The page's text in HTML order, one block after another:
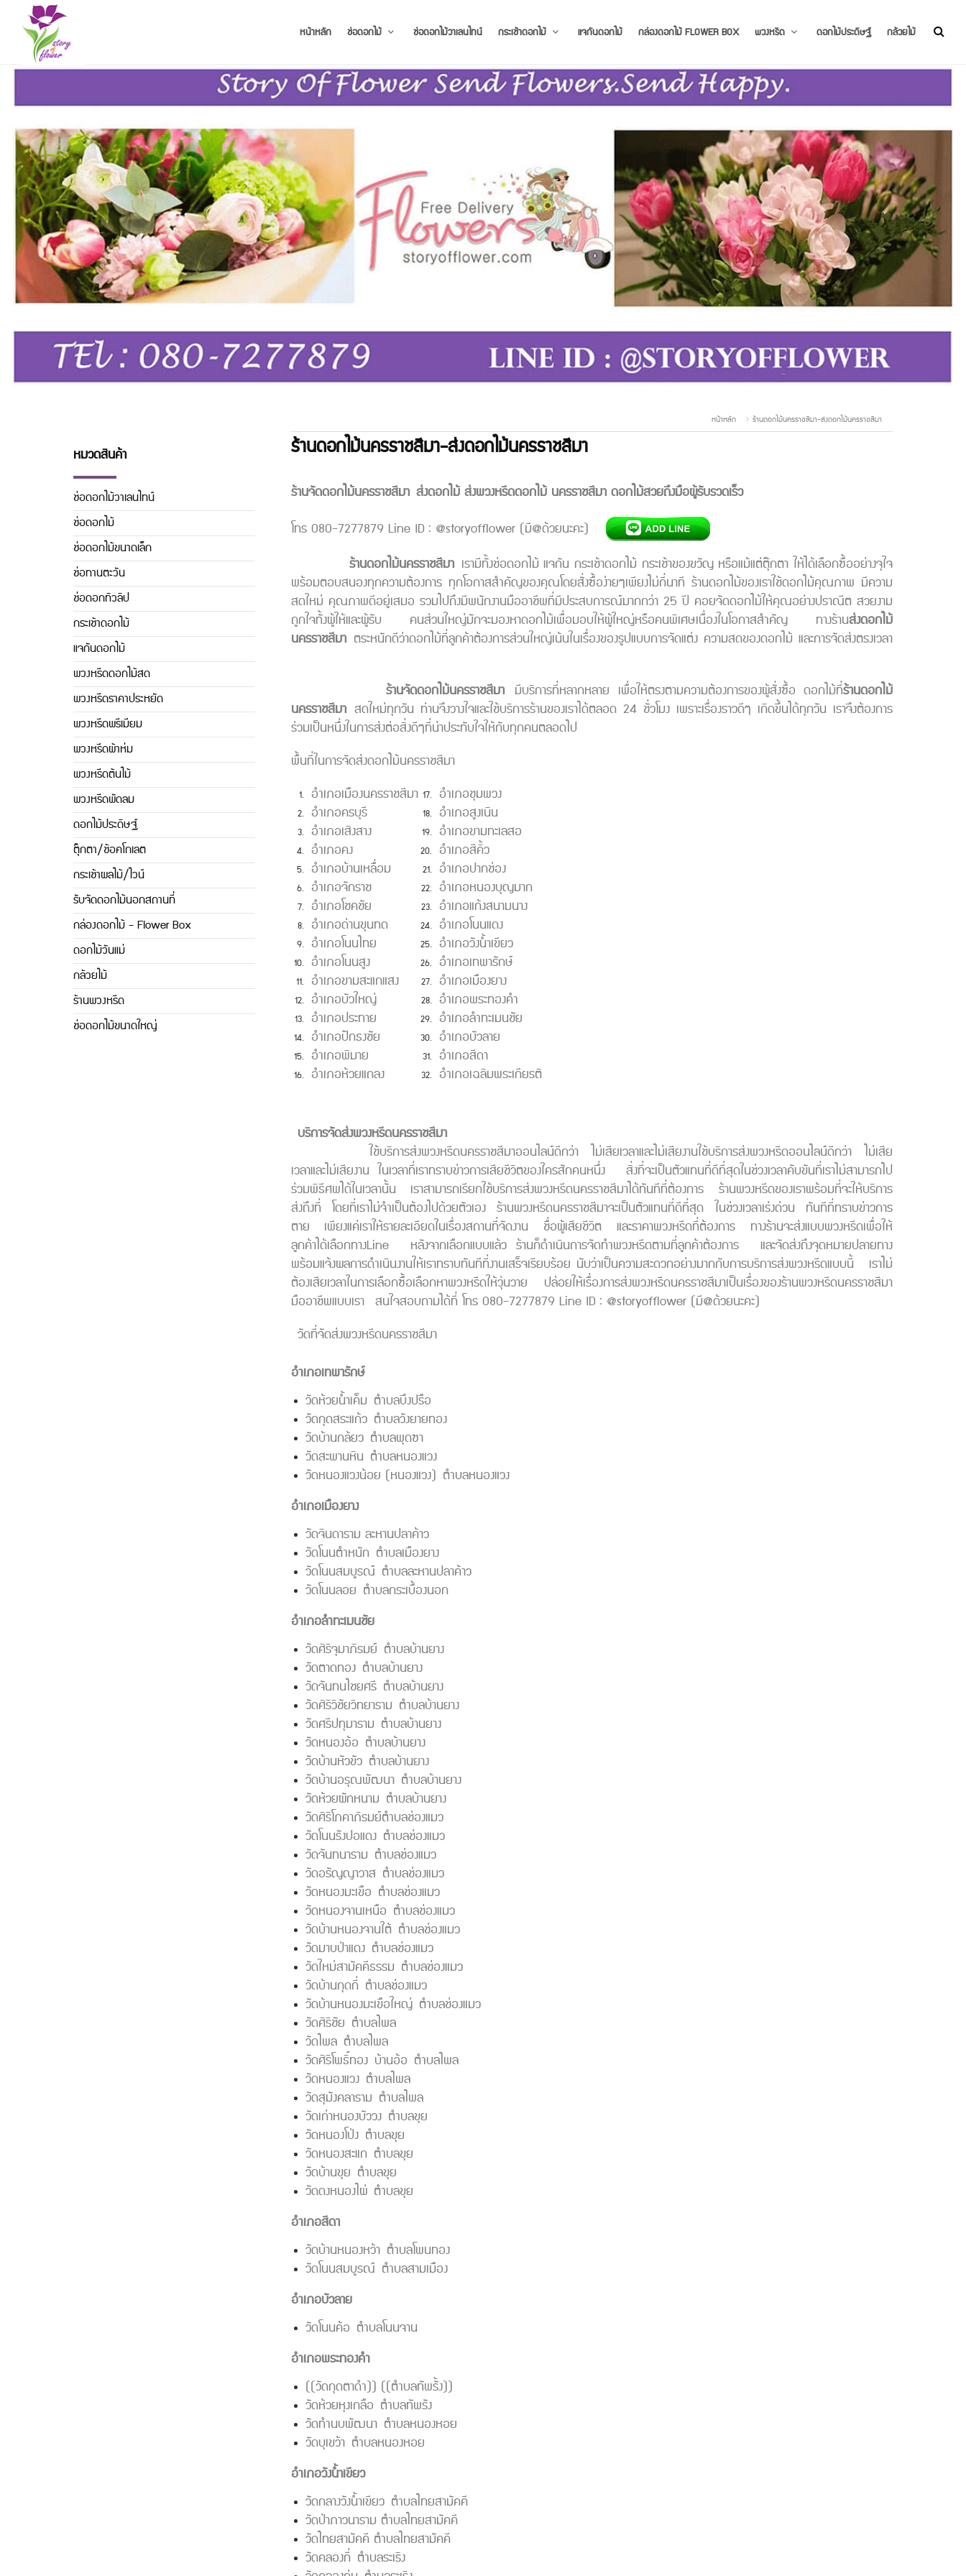
หน้าหลัก ช่อดอกไม้ ช่อดอกไม้วาเลนไทน์ กระเช้าดอกไม้ แจกันดอกไม้ กล่องดอกไม้ FLOWER BOX พวงหรีด ดอกไม้ประดิษฐ์ กล้วยไม้
หน้าหลัก ร้านดอกไม้นครราชสีมา-ส่งดอกไม้นครราชสีมา
ร้านดอกไม้นครราชสีมา-ส่งดอกไม้นครราชสีมา
ร้านจัดดอกไม้นครราชสีมา ส่งดอกไม้ ส่งพวงหรีดดอกไม้ นครราชสีมา ดอกไม้สวยถึงมือผู้รับรวดเร็ว
โทร 080-7277879 Line ID : @storyofflower (มี@ด้วยนะคะ)
ร้านดอกไม้นครราชสีมา เรามีทั้งช่อดอกไม้ แจกัน กระเช้าดอกไม้ กระเช้าของขวัญ หรือแม้แต่ตุ๊กตา ให้ได้เลือกซื้ออย่างจุใจ
พร้อมตอบสนองทุกความต้องการ ทุกโอกาสสำคัญของคุณโดยสั่งซื้อง่ายๆเพียงไม่กี่นาที ร้านดอกไม้ของเราใช้ดอกไม้คุณภาพ มีความ
สดใหม่ คุณภาพดีอยู่เสมอ รวมไปถึงมีพนักงานมืออาชีพที่มีประสบการณ์มากกว่า 25 ปี คอยจัดดอกไม้ให้คุณอย่างปราณีต สวยงาม
ถูกใจทั้งผู้ให้และผู้รับ คนส่วนใหญ่มักจะมองหาดอกไม้เพื่อมอบให้ผู้ใหญ่หรือคนพิเศษเนื่องในโอกาสสำคัญ ทางร้านส่งดอกไม้
นครราชสีมาตระหนักดีว่าดอกไม้ที่ลูกค้าต้องการส่วนใหญ่เน้นในเรื่องของรูปแบบการจัดแต่ง ความสดของดอกไม้ และการจัดส่งตรงเวลา
ร้านจัดดอกไม้นครราชสีมามีบริการที่หลากหลาย เพื่อให้ตรงตามความต้องการของผู้สั่งซื้อ ดอกไม้ที่ร้านดอกไม้
นครราชสีมาสดใหม่ทุกวัน ท่านจึงวางใจและใช้บริการร้านของเราได้ตลอด 24 ชั่วโมง เพราะเรื่องราวดีๆ เกิดขึ้นได้ทุกวัน เราจึงต้องการ
ร่วมเป็นหนึ่งในการส่งต่อสิ่งดีๆที่น่าประทับใจให้กับทุกคนตลอดไป
พื้นที่ในการจัดส่งดอกไม้นครราชสีมา​
อำเภอเมืองนครราชสีมา
อำเภอครบุรี
อำเภอเสิงสาง
อำเภอคง
อำเภอบ้านเหลื่อม
อำเภอจักราช
อำเภอโชคชัย
อำเภอด่านขุนทด
อำเภอโนนไทย
อำเภอโนนสูง
อำเภอขามสะแกแสง
อำเภอบัวใหญ่
อำเภอประทาย
อำเภอปักธงชัย
อำเภอพิมาย
อำเภอห้วยแถลง
อำเภอชุมพวง
อำเภอสูงเนิน
อำเภอขามทะเลสอ
อำเภอสีคิ้ว
อำเภอปากช่อง
อำเภอหนองบุญมาก
อำเภอแก้งสนามนาง
อำเภอโนนแดง
อำเภอวังน้ำเขียว
อำเภอเทพารักษ์
อำเภอเมืองยาง
อำเภอพระทองคำ
อำเภอลำทะเมนชัย
อำเภอบัวลาย
อำเภอสีดา
อำเภอเฉลิมพระเกียรติ
บริการจัดส่งพวงหรีดนครราชสีมา
ใช้บริการส่งพวงหรีดนครราชสีมาออนไลน์ดีกว่า ไม่เสียเวลาและไม่เสียงานใช้บริการส่งพวงหรีดออนไลน์ดีกว่า ไม่เสีย
เวลาและไม่เสียงาน ในเวลาที่เราทราบข่าวการเสียชีวิตของใครสักคนหนึ่ง สิ่งที่จะเป็นตัวแทนที่ดีที่สุดในช่วงเวลาคับขันที่เราไม่สามารถไป
ร่วมพิธีศพได้ในเวลานั้น เราสามารถเรียกใช้บริการส่งพวงหรีดนครราชสีมาได้ทันทีที่ต้องการ ร้านพวงหรีดของเราพร้อมที่จะให้บริการ
ส่งถึงที่ โดยที่เราไม่จำเป็นต้องไปด้วยตัวเอง ร้านพวงหรีดนครราชสีมาจะเป็นตัวแทนที่ดีที่สุด ในช่วงเวลาเร่งด่วน ทันทีที่ทราบข่าวการ
ตาย เพียงแค่เราให้รายละเอียดในเรื่องสถานที่จัดงาน ชื่อผู้เสียชีวิต และราคาพวงหรีดที่ต้องการ ทางร้านจะส่งแบบพวงหรีดเพื่อให้
ลูกค้าได้เลือกทางLine หลังจากเลือกแบบแล้ว ร้านก็ดำเนินการจัดทำพวงหรีดตามที่ลูกค้าต้องการ และจัดส่งถึงจุดหมายปลายทาง
พร้อมแจ้งผลการดำเนินงานให้เราทราบทันทีที่งานเสร็จเรียบร้อย นับว่าเป็นความสะดวกอย่างมากกับการบริการส่งพวงหรีดแบบนี้ เราไม่
ต้องเสียเวลาในการเลือกซื้อเลือกหาพวงหรีดให้วุ่นวาย ปล่อยให้เรื่องการส่งพวงหรีดนครราชสีมาเป็นเรื่องของร้านพวงหรีดนครราชสีมา
มืออาชีพแบบเรา สนใจสอบถามได้ที่ โทร 080-7277879 Line ID : @storyofflower (มี@ด้วยนะคะ)
วัดที่จัดส่งพวงหรีดนครราชสีมา
อำเภอเทพารักษ์
วัดห้วยน้ำเค็ม ตำบลบึงปรือ
วัดกุดสระแก้ว ตำบลวังยายทอง
วัดบ้านกล้ยว ตำบลพุดซา
วัดสะพานหิน ตำบลหนองแวง
วัดหนองแวงน้อย (หนองแวง) ตำบลหนองแวง
อำเภอเมืองยาง
วัดจินดาราม ละหานปลาค้าว
วัดโนนตำหนัก ตำบลเมืองยาง
วัดโนนสมบูรณ์ ตำบลละหานปลาค้าว
วัดโนนลอย ตำบลกระเบื้องนอก
อำเภอลำทะเมนชัย
วัดศิริจุมาภิรมย์ ตำบลบ้านยาง
วัดตาดทอง ตำบลบ้านยาง
วัดจันทนไชยศรี ตำบลบ้านยาง
วัดศิริวิชัยวิทยาราม ตำบลบ้านยาง
วัดศรีปทุมาราม ตำบลบ้านยาง
วัดหนองอ้อ ตำบลบ้านยาง
วัดบ้านหัวขัว ตำบลบ้านยาง
วัดบ้านอรุณพัฒนา ตำบลบ้านยาง
วัดห้วยผักหนาม ตำบลบ้านยาง
วัดศิริโภคาภิรมย์ตำบลช่องแมว
วัดโนนรังปอแดง ตำบลช่องแมว
วัดจันทนาราม ตำบลช่องแมว
วัดอรัญญาวาส ตำบลช่องแมว
วัดหนองมะเขือ ตำบลช่องแมว
วัดหนองจานเหนือ ตำบลช่องแมว
วัดบ้านหนองจานใต้ ตำบลช่องแมว
วัดมาบป่าแดง ตำบลช่องแมว
วัดใหม่สามัคคีธรรม ตำบลช่องแมว
วัดบ้านกุดกี่ ตำบลช่องแมว
วัดบ้านหนองมะเขือใหญ่ ตำบลช่องแมว
วัดศิริชัย ตำบลไพล
วัดไพล ตำบลไพล
วัดศิริโพธิ์ทอง บ้านอ้อ ตำบลไพล
วัดหนองแวง ตำบลไพล
วัดสุมังคลาราม ตำบลไพล
วัดเก่าหนองบัววง ตำบลขุย
วัดหนองโป่ง ตำบลขุย
วัดหนองสะแก ตำบลขุย
วัดบ้านขุย ตำบลขุย
วัดดงหนองไผ่ ตำบลขุย
อำเภอสีดา
วัดบ้านหนองหว้า ตำบลโพนทอง
วัดโนนสมบูรณ์ ตำบลสามเมือง
อำเภอบัวลาย
วัดโนนค้อ ตำบลโนนจาน
อำเภอพระทองคำ
((วัดกุดตาดำ)) ((ตำบลทัพรั้ง))
วัดห้วยหุงเกลือ ตำบลทัพรัง
วัดทำนบพัฒนา ตำบลหนองหอย
วัดบุเขว้า ตำบลหนองหอย
อำเภอวังน้ำเขียว
วัดกลางวังน้ำเขียว ตำบลไทยสามัคคี
วัดป่าภาวนาราม ตำบลไทยสามัคคี
วัดไทยสามัคคี ตำบลไทยสามัคคี
วัดคลองกี่ ตำบลระเริง
หมวดสินค้า
ช่อดอกไม้วาเลนไทน์
ช่อดอกไม้
ช่อดอกไม้ขนาดเล็ก
ช่อทานตะวัน
ช่อดอกทิวลิิป
กระเช้าดอกไม้
แจกันดอกไม้
พวงหรีดดอกไม้สด
พวงหรีดราคาประหยัด
พวงหรีดพรีเมียม
พวงหรีดผ้าห่ม
พวงหรีดต้นไม้
พวงหรีดพัดลม
ดอกไม้ประดิษฐ์
ตุ๊กตา/ช้อคโกเลต
กระเช้าผลไม้/ไวน์
รับจัดดอกไม้นอกสถานที่
กล่องดอกไม้ - Flower Box
ดอกไม้วันแม่
กล้วยไม้
ร้านพวงหรีด
ช่อดอกไม้ขนาดใหญ่